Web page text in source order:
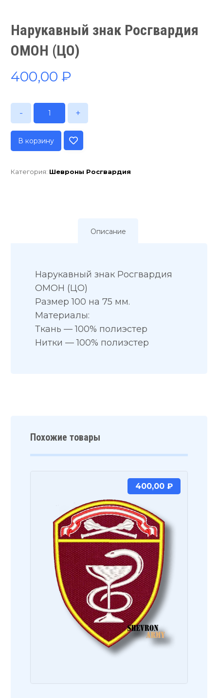
Нарукавный знак Росгвардия
ОМОН (ЦО)
400,00₽
- +
В корзину
Категория: Шевроны Росгвардия
Описание
Нарукавный знак Росгвардия
ОМОН (ЦО)
Размер 100 на 75 мм.
Материалы:
Ткань — 100% полиэстер
Нитки — 100% полиэстер
Похожие товары
400,00 ₽